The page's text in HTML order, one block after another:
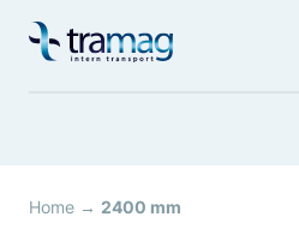
naar
Home → 2400 mm